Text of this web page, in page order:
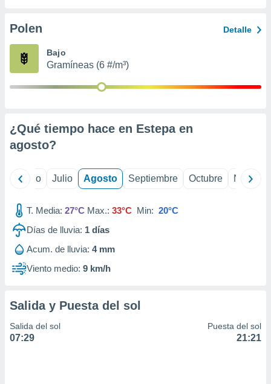
e
mediante
publicidad
publicidad
de
Polen Detalle
Bajo
Gramíneas (6 #/m³)
¿Qué tiempo hace en Estepa en
agosto?
Junio Julio Agosto Septiembre Octubre
T. Media: 27°C Max.: 33°C Min: 20°C
Días de lluvia: 1 días
Acum. de lluvia: 4 mm
Viento medio: 9 km/h
Salida y Puesta del sol
Salida del sol
07:29
Puesta del sol
21:21